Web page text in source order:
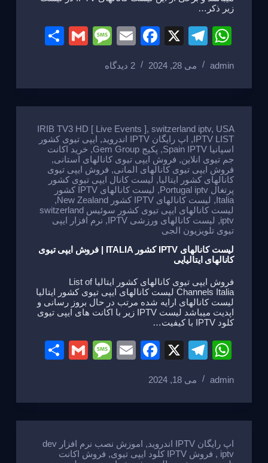
زیر ذکر…
W
at
s
A
p
p
T
e
gr
a
m
X
F
c
e
b
o
o
k
E
ail
M
a
g
e
G
e
admin می 28, 2024 2 دیدگاه
IRIB TV3 HD [ Live Events ],switzerland iptv, USA
IPTV LIST
, اپ رایگان IPTV اندروید ,
ایپی تیوی کشور
اسپانیا Spain IPTV
, پکیج Gem Group , خرید اکانت
جم تیوی انلاین, فروش ایپی تیوی کانالهای استانی,
فروش ایپی تیوی کانالهای المانی, فروش ایپی تیوی
کانالهای کشور ایتالیا, لیست کانال ایپی تیوی کشور
پرتغال Portugal iptv
,
لیست کانالهای IPTV کشور
Italia
, لیست کانالهای IPTV کشور New Zealand
,
لیست کانالهای ایپی تیوی کشور سوئیس switzerland
iptv
, لیست کانالهای ورزشی IPTV , نرم افزار ایپی
تیوی تلویزیون الجی
لیست کانالهای IPTV کشور ITALIA | فروش ایپی تیوی
کانالهای ایتالیایی
فروش ایپی تیوی کانالهای کشور ایتالیا List of
Channels Italia لیست کانالهای ایپی تیوی کشور ایتالیا
لیست کانالهای ارایه شده مرتب در حال بروز رسانی و
اپدیت میباشد لیست IPTV زیر با اکانت های ایپی تیوی
کلود IPTV با کیفیت…
W
at
s
A
p
T
e
gr
a
m
X
F
e
b
o
E
M
a
g
e
G
e
admin می 18, 2024
اپ رایگان IPTV اندروید ,
اموزش نصب نرم افزار dev
iptv
, فروش IPTV کلود ایپی تیوی , فروش اکانت